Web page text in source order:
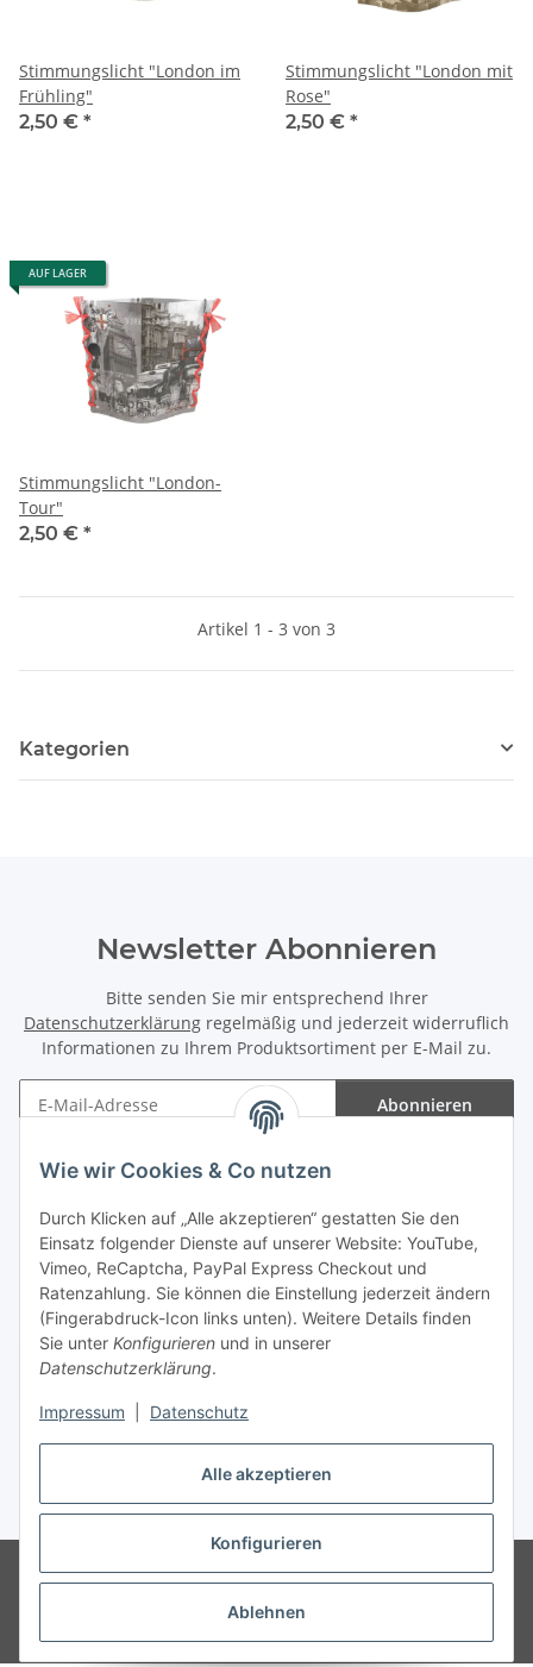
Alle akzeptieren
Konfigurieren
Ablehnen
Wie wir Cookies & Co nutzen
Durch Klicken auf „Alle akzeptieren“ gestatten Sie den
Einsatz folgender Dienste auf unserer Website: YouTube,
Vimeo, ReCaptcha, PayPal Express Checkout und
Ratenzahlung. Sie können die Einstellung jederzeit ändern
(Fingerabdruck-Icon links unten). Weitere Details finden
Sie unter Konfigurieren und in unserer
Datenschutzerklärung.
Impressum Datenschutz
Stimmungslicht "London im
Frühling"
2,50 € *
Stimmungslicht "London mit
Rose"
2,50 € *
AUF LAGER
Stimmungslicht "London-
Tour"
2,50 € *
Artikel 1 - 3 von 3
Kategorien
Newsletter Abonnieren
Bitte senden Sie mir entsprechend Ihrer
Datenschutzerklärung regelmäßig und jederzeit widerruflich
Informationen zu Ihrem Produktsortiment per E-Mail zu.
Abonnieren
Gesetzliche Informationen
Vertrag widerrufen
* Gemäß §19 UStG wird keine Umsatzsteuer berechnet, zzgl.Versand
© Wohlgefühl für Körper & Seele by Sabine Werner Besucherzähler:
793843 Endpreis zzgl. Versandkosten, gemäß §19 UStG wird keine
Umsatzsteuer berechnet.